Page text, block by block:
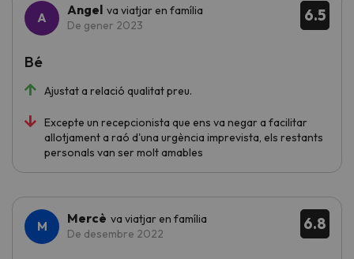
6.5
Angel va viatjar en família
De gener 2023
Ajustat a relació qualitat preu.
Excepte un recepcionista que ens va negar a facilitar
allotjament a raó d'una urgència imprevista, els restants
personals van ser molt amables
Bé
6.8
Mercè va viatjar en família
De desembre 2022